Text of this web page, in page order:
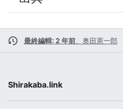
最終編輯: 2 年前 奥田憲一郎
Shirakaba.link